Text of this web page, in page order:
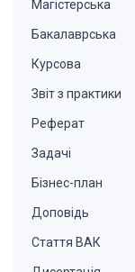
Магістерська
Бакалаврська
Курсова
Звіт з практики
Реферат
Задачі
Бізнес-план
Доповідь
Стаття ВАК